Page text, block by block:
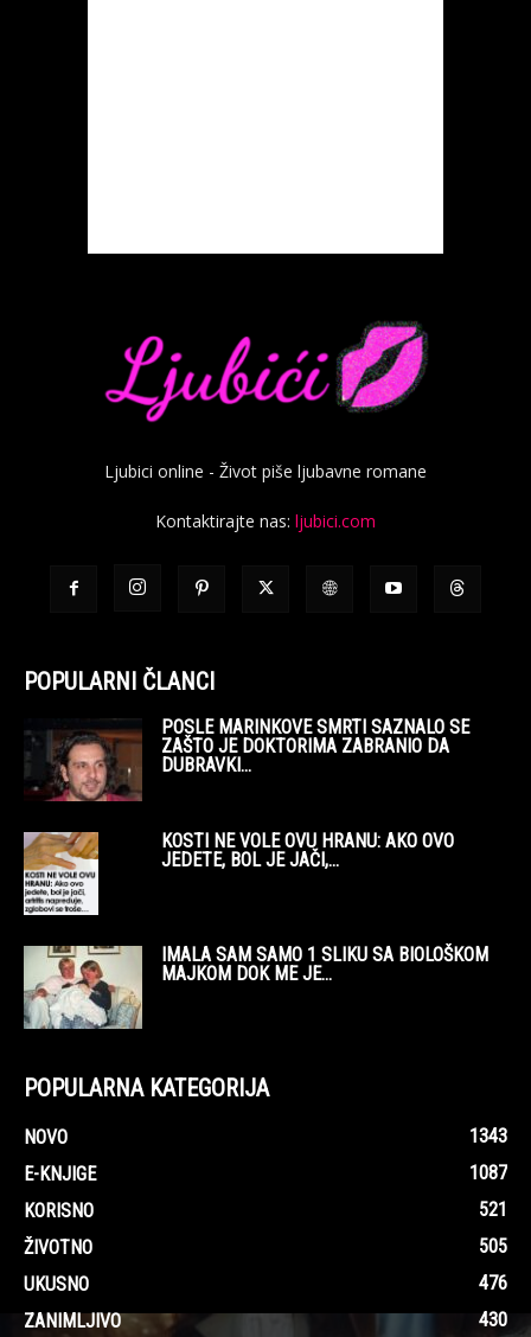
Ljubici online - Život piše ljubavne romane
Kontaktirajte nas: ljubici.com
POPULARNI ČLANCI
POSLE MARINKOVE SMRTI SAZNALO SE
ZAŠTO JE DOKTORIMA ZABRANIO DA
DUBRAVKI...
KOSTI NE VOLE OVU HRANU: AKO OVO
JEDETE, BOL JE JAČI,...
IMALA SAM SAMO 1 SLIKU SA BIOLOŠKOM
MAJKOM DOK ME JE...
POPULARNA KATEGORIJA
NOVO
1343
E-KNJIGE
1087
KORISNO
521
ŽIVOTNO
505
UKUSNO
476
ZANIMLJIVO
430